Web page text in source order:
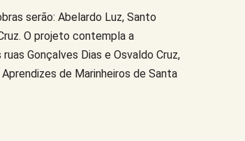
serão: Abelardo Luz, Santo
O projeto contempla a
Gonçalves Dias e Osvaldo Cruz,
de Marinheiros de Santa